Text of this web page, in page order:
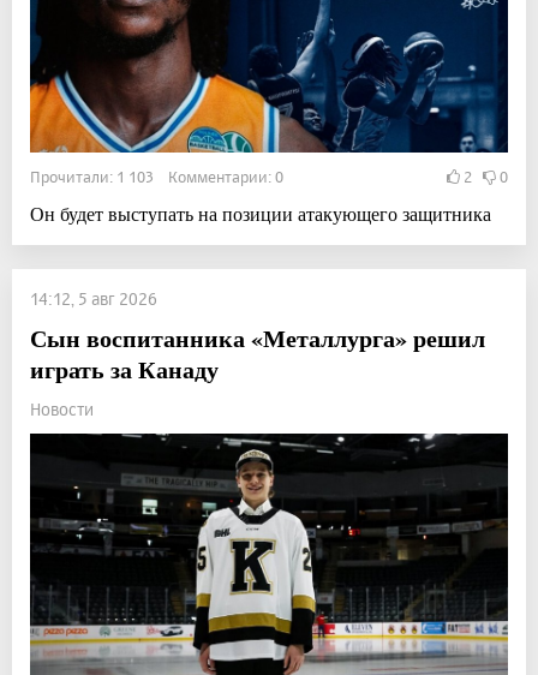
Прочитали: 1 103 Комментарии: 0 2 0
Он будет выступать на позиции атакующего защитника
14:12, 5 авг 2026
Сын воспитанника «Металлурга» решил
играть за Канаду
Новости